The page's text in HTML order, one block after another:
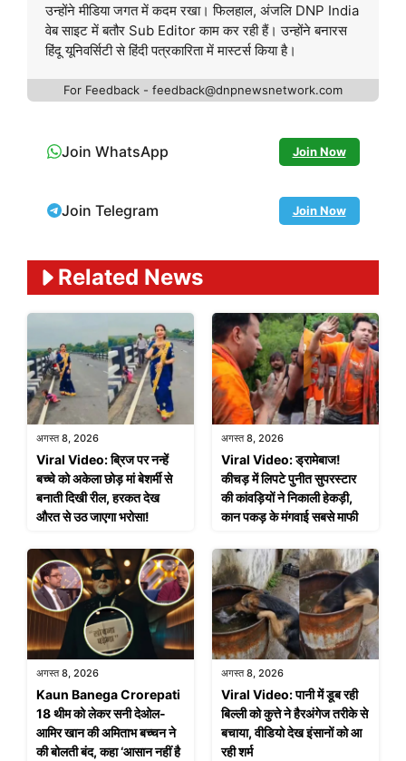
उन्होंने मीडिया जगत में कदम रखा। फिलहाल, अंजलि DNP India
वेब साइट में बतौर Sub Editor काम कर रही हैं। उन्होंने बनारस
हिंदू यूनिवर्सिटी से हिंदी पत्रकारिता में मास्टर्स किया है।
For Feedback - feedback@dnpnewsnetwork.com
Join WhatsApp Join Now
Join Telegram Join Now
Related News
अगस्त 8, 2026
Viral Video: ब्रिज पर नन्हें
बच्चे को अकेला छोड़ मां बेशर्मी से
बनाती दिखी रील, हरकत देख
औरत से उठ जाएगा भरोसा!
अगस्त 8, 2026
Viral Video: ड्रामेबाज!
कीचड़ में लिपटे पुनीत सुपरस्टार
की कांवड़ियों ने निकाली हेकड़ी,
कान पकड़ के मंगवाई सबसे माफी
अगस्त 8, 2026
Kaun Banega Crorepati
18 थीम को लेकर सनी देओल-
आमिर खान की अमिताभ बच्चन ने
की बोलती बंद, कहा ‘आसान नहीं है
अगस्त 8, 2026
Viral Video: पानी में डूब रही
बिल्ली को कुत्ते ने हैरअंगेज तरीके से
बचाया, वीडियो देख इंसानों को आ
रही शर्म